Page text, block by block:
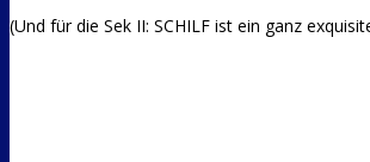
(Und für die Sek II: SCHILF ist ein ganz